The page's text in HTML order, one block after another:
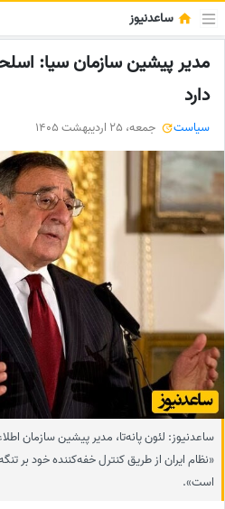
ساعدنیوز
مدیر پیشین سازمان سیا:
دارد
سیاست جمعه، 25 اردیبهشت 1405
ساعدنیوز: لئون پانه‌تا، مدیر پیشین سازمان
«نظام ایران از طریق کنترل خفه‌کننده خود بر
است».